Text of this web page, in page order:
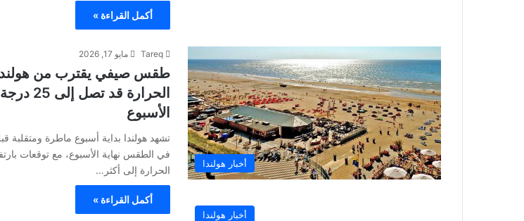
أكمل القراءة »
أخبار هولندا
Tareq مايو 17, 2026
طقس صيفي يقترب من
الحرارة قد
الأسبوع
تشهد هولندا بداية أسبوع ماطرة ومتقلبة
في الطقس نهاية الأسبوع، مع توقعات
الحرارة إلى أكثر…
أكمل القراءة »
أخبار هولندا